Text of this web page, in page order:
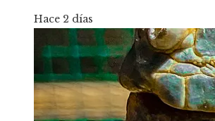
Hace 2 días